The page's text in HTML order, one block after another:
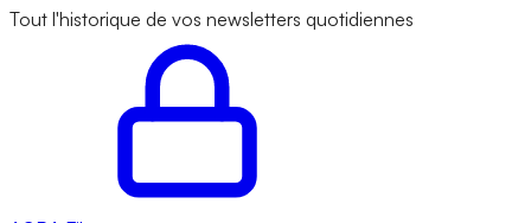
Tout l'historique de vos newsletters quotidiennes